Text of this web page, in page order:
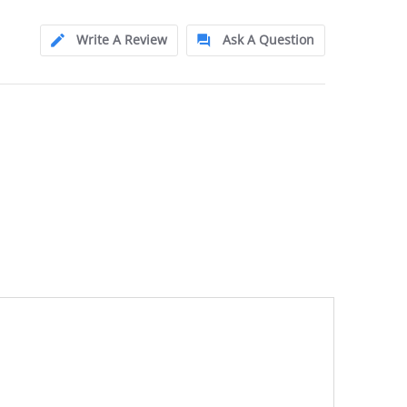
Write A Review
Ask A Question